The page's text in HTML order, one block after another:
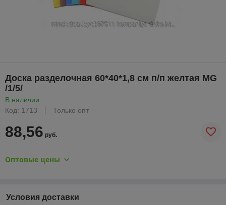
Доска разделочная 60*40*1,8 см п/п желтая MG
/1/5/
В наличии
Код: 1713
Только опт
88,56 руб.
Оптовые цены
Условия доставки